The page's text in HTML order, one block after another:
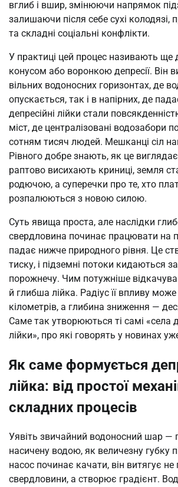
вглиб і вшир, змінюючи напрямок
залишаючи після себе сухі колодязі,
та складні соціальні конфлікти.
У практиці цей процес називають ще
конусом або воронкою депресії. Він
вільних водоносних горизонтах, де
опускається, так і в напірних, де
депресійні лійки стали
міст, де централізовані водозабори
сотням тисяч людей. Мешканці сіл
Рівного добре знають, як це
раптово висихають криниці, земля
родючою, а суперечки про те, хто
розпалюються з новою силою.
Суть явища проста, але наслідки
свердловина починає працювати на
падає нижче природного рівня. Це
тиску, і підземні потоки кидаються
порожнечу. Чим потужніше
й глибша лійка. Радіус її впливу
кілометрів, а глибина зниження —
Саме так утворюються ті самі «села
лійки», про які говорять у новинах
Як саме формується
лійка: від простої
складних процесів
Уявіть звичайний водоносний шар —
насичену водою, як величезну губку
насос починає качати, він витягує не
свердловини, а створює градієнт.